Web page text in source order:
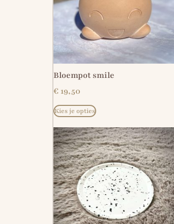
Bloempot smile
€19,50
Kies je opties